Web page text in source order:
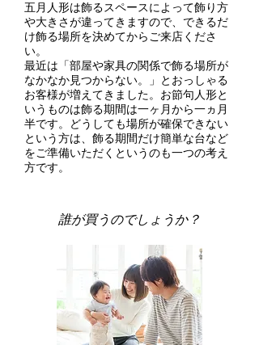
五月人形は飾るスペースによって飾り方
や大きさが違ってきますので、できるだ
け飾る場所を決めてからご来店くださ
い。
最近は「部屋や家具の関係で飾る場所が
なかなか見つからない。」とおっしゃる
お客様が増えてきました。お節句人形と
いうものは飾る期間は一ヶ月から一ヵ月
半です。どうしても場所が確保できない
という方は、飾る期間だけ簡単な台など
をご準備いただくというのも一つの考え
方です。
誰が買うのでしょうか？